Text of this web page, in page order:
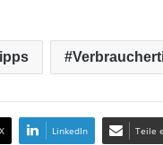
X LinkedIn Teile